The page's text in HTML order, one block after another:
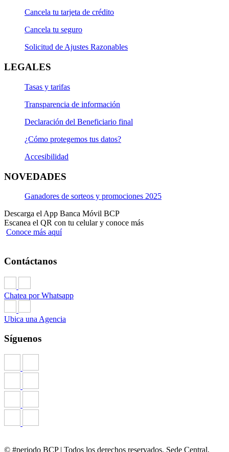
Cancela tu tarjeta de crédito
Cancela tu seguro
Solicitud de Ajustes Razonables
LEGALES
Tasas y tarifas
Transparencia de información
Declaración del Beneficiario final
¿Cómo protegemos tus datos?
Accesibilidad
NOVEDADES
Ganadores de sorteos y promociones 2025
Descarga el App Banca Móvil BCP
Escanea el QR con tu celular y conoce más
Conoce más aquí
Contáctanos
Chatea por Whatsapp
Ubica una Agencia
Síguenos
© #periodo BCP | Todos los derechos reservados. Sede Central,